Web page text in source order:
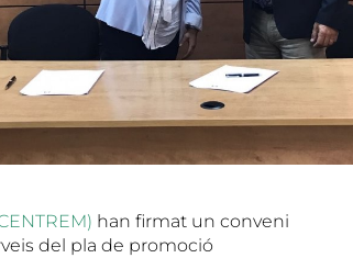
han firmat un conveni
del pla de promoció